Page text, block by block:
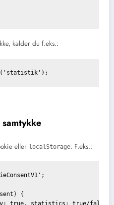
kalder du f.eks.:
eller localStorage. F.eks.:
{